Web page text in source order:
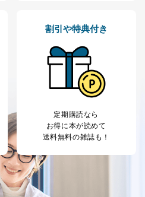
割引や特典付き
定期購読なら
お得に本が読めて
送料無料の雑誌も！